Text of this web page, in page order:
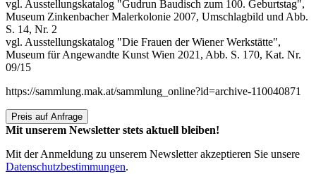
vgl. Ausstellungskatalog "Gudrun Baudisch zum 100. Geburtstag",
Museum Zinkenbacher Malerkolonie 2007, Umschlagbild und Abb.
S. 14, Nr. 2
vgl. Ausstellungskatalog "Die Frauen der Wiener Werkstätte",
Museum für Angewandte Kunst Wien 2021, Abb. S. 170, Kat. Nr.
09/15
https://sammlung.mak.at/sammlung_online?id=archive-110040871
Preis auf Anfrage
Mit unserem Newsletter stets aktuell bleiben!
Mit der Anmeldung zu unserem Newsletter akzeptieren Sie unsere
Datenschutzbestimmungen.